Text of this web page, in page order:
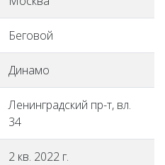
Беговой
Динамо
Ленинградский пр-т, вл.
34
2 кв. 2022 г.